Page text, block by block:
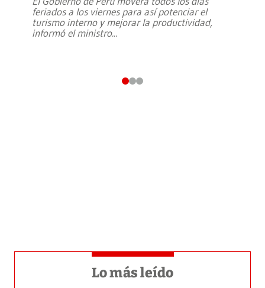
feriados a los viernes para así potenciar el
turismo interno y mejorar la productividad,
informó el ministro...
Lo más leído